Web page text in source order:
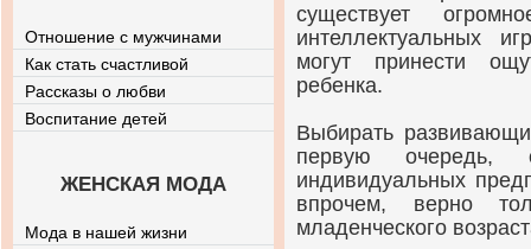
существует
интеллектуальных
могут принести
ребенка.
Выбирать
первую
индивидуальных
впрочем, верно
младенческого
Отношение с мужчинами
Как стать счастливой
Рассказы о любви
Воспитание детей
ЖЕНСКАЯ МОДА
Мода в нашей жизни